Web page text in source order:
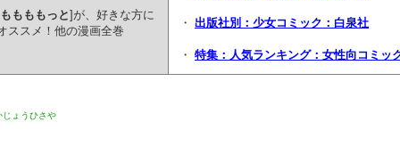
ももももっと]が、好きな方に
ススメ！他の漫画全巻
・ 出版社別：少女コミック：白泉社
・ 特集：人気ランキング：女性向コミッ
じょうひさや